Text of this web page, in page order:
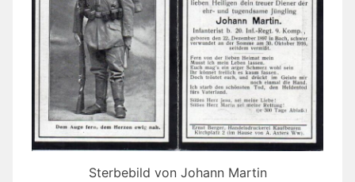
Sterbebild von Johann Martin